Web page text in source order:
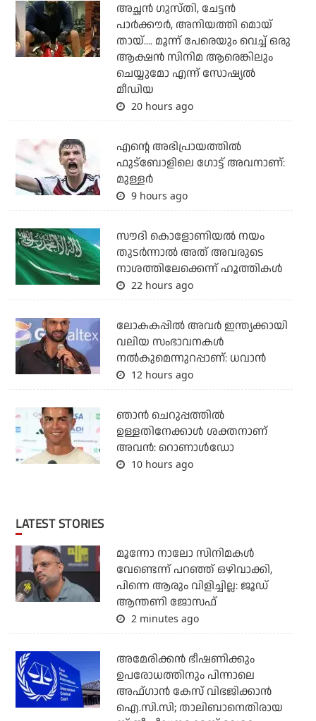
അച്ഛന്‍ ഗുസ്തി, ചേട്ടന്‍
പാര്‍ക്കൗര്‍, അനിയത്തി മൊയ്
തായ്.... മൂന്ന് പേരെയും വെച്ച് ഒരു
ആക്ഷന്‍ സിനിമ ആരെങ്കിലും
ചെയ്യുമോ എന്ന് സോഷ്യല്‍
മീഡിയ
20 hours ago
എന്റെ അഭിപ്രായത്തില്‍
ഫുട്‌ബോളിലെ ഗോട്ട് അവനാണ്:
മുള്ളര്‍
9 hours ago
സൗദി കൊളോണിയല്‍ നയം
തുടര്‍ന്നാല്‍ അത് അവരുടെ
നാശത്തിലേക്കെന്ന് ഹൂത്തികള്‍
22 hours ago
ലോകകപ്പിൽ അവര്‍ ഇന്ത്യക്കായി
വലിയ സംഭാവനകള്‍
നല്‍കുമെന്നുറപ്പാണ്: ധവാന്‍
12 hours ago
ഞാന്‍ ചെറുപ്പത്തില്‍
ഉള്ളതിനേക്കാള്‍ ശക്തനാണ്
അവന്‍: റൊണാള്‍ഡോ
10 hours ago
LATEST STORIES
മൂന്നോ നാലോ സിനിമകൾ
വേണ്ടെന്ന് പറഞ്ഞ് ഒഴിവാക്കി,
പിന്നെ ആരും വിളിച്ചില്ല: ജൂഡ്
ആന്തണി ജോസഫ്
2 minutes ago
അമേരിക്കന്‍ ഭീഷണിക്കും
ഉപരോധത്തിനും പിന്നാലെ
അഫ്ഗാന്‍ കേസ് വിഭജിക്കാന്‍
ഐ.സി.സി; താലിബാനെതിരായ